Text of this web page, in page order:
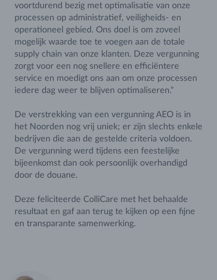
voortdurend bezig met optimalisatie van onze
processen op administratief, veiligheids- en
operationeel gebied. Ons doel is om zoveel
mogelijk waarde toe te voegen aan de totale
supply chain van onze klanten. Deze vergunning
zorgt voor een nog snellere en efficiëntere
service en moedigt ons aan om onze processen
iedere dag weer te blijven optimaliseren.”
De verstrekking van een vergunning AEO is in
het Noorden nog vrij uniek; er zijn slechts enkele
bedrijven die aan de gestelde criteria voldoen.
De vergunning werd tijdens een feestelijke
bijeenkomst dan ook persoonlijk overhandigd
door de douane.
Deze feliciteerde ColliCare met het behaalde
resultaat en gaf aan terug te kijken op een fijne
en transparante samenwerking.